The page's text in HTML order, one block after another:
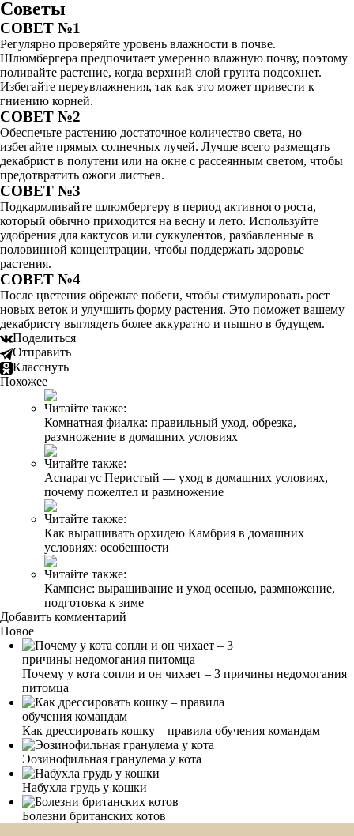
Советы
СОВЕТ №1
Регулярно проверяйте уровень влажности в почве.
Шлюмбергера предпочитает умеренно влажную почву, поэтому
поливайте растение, когда верхний слой грунта подсохнет.
Избегайте переувлажнения, так как это может привести к
гниению корней.
СОВЕТ №2
Обеспечьте растению достаточное количество света, но
избегайте прямых солнечных лучей. Лучше всего размещать
декабрист в полутени или на окне с рассеянным светом, чтобы
предотвратить ожоги листьев.
СОВЕТ №3
Подкармливайте шлюмбергеру в период активного роста,
который обычно приходится на весну и лето. Используйте
удобрения для кактусов или суккулентов, разбавленные в
половинной концентрации, чтобы поддержать здоровье
растения.
СОВЕТ №4
После цветения обрежьте побеги, чтобы стимулировать рост
новых веток и улучшить форму растения. Это поможет вашему
декабристу выглядеть более аккуратно и пышно в будущем.
Поделиться
Отправить
Класснуть
Похожее
Читайте также:
Комнатная фиалка: правильный уход, обрезка,
размножение в домашних условиях
Читайте также:
Аспарагус Перистый — уход в домашних условиях,
почему пожелтел и размножение
Читайте также:
Как выращивать орхидею Камбрия в домашних
условиях: особенности
Читайте также:
Кампсис: выращивание и уход осенью, размножение,
подготовка к зиме
Добавить комментарий
Новое
Почему у кота сопли и он чихает – 3 причины недомогания
питомца
Как дрессировать кошку – правила обучения командам
Эозинофильная гранулема у кота
Набухла грудь у кошки
Болезни британских котов